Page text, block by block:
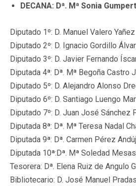
DECANA: Dª. Mª Sonia
Diputado 1º: D. Manuel Valero Yañez
Diputado 2º: D. Ignacio Gordillo
Diputado 3º: D. Javier Fernando
Diputada 4ª: Dª. Mª Begoña Castro
Diputado 5º: D. Alejandro Alonso
Diputado 6º: D. Santiago Luengo
Diputado 7º: D. Juan José Sánchez
Diputada 8ª: Dª. Mª Teresa Nadal
Diputada 9ª: Dª. Carmen Pérez
Diputada 10ª:Dª. Mª Soledad
Tesorera: Dª. Elena Ruiz de Angulo
Bibliotecario: D. José Manuel